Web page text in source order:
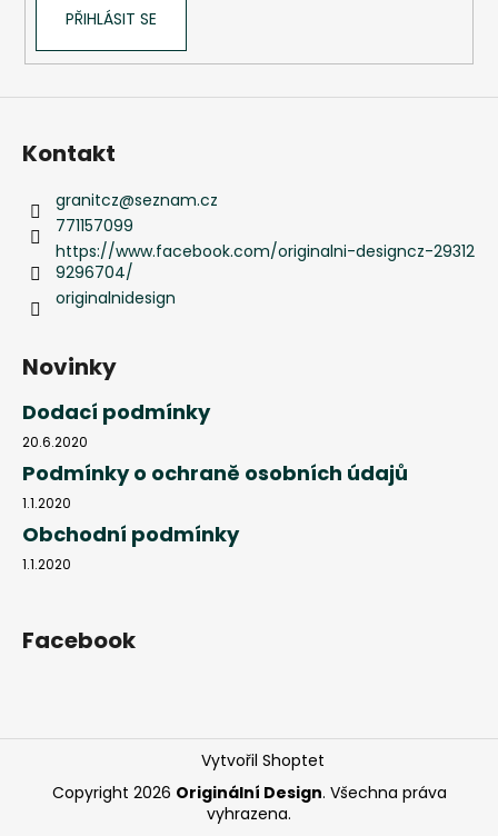
PŘIHLÁSIT SE
Kontakt
granitcz@seznam.cz
771157099
https://www.facebook.com/originalni-designcz-29312
9296704/
originalnidesign
Novinky
Dodací podmínky
20.6.2020
Podmínky o ochraně osobních údajů
1.1.2020
Obchodní podmínky
1.1.2020
Facebook
Vytvořil Shoptet
Copyright 2026 Originální Design. Všechna práva
vyhrazena.